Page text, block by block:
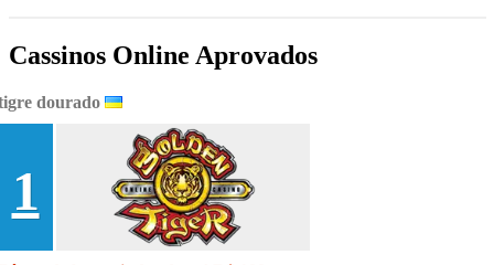
Cassinos Online Aprovados
dourado
1